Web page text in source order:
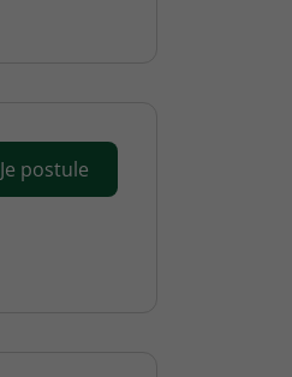
Je postule